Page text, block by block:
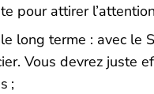
pour attirer
long terme : avec le
Vous devrez juste
;